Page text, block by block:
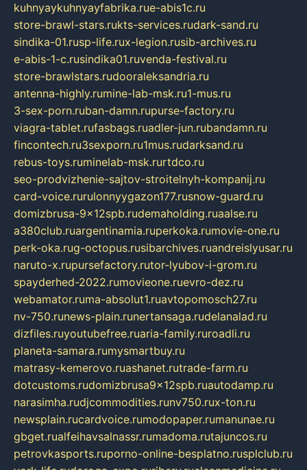
kuhnyaykuhnyayfabrika.rue-abis1c.ru
store-brawl-stars.rukts-services.rudark-sand.ru
sindika-01.rusp-life.rux-legion.rusib-archives.ru
e-abis-1-c.rusindika01.ruvenda-festival.ru
store-brawlstars.rudooraleksandria.ru
antenna-highly.rumine-lab-msk.ru1-mus.ru
3-sex-porn.ruban-damn.rupurse-factory.ru
viagra-tablet.rufasbags.ruadler-jun.rubandamn.ru
fincontech.ru3sexporn.ru1mus.rudarksand.ru
rebus-toys.ruminelab-msk.rurtdco.ru
seo-prodvizhenie-sajtov-stroitelnyh-kompanij.ru
card-voice.rurulonnyygazon177.rusnow-guard.ru
domizbrusa-9x12spb.rudemaholding.ruaalse.ru
a380club.ruargentinamia.ruperkoka.rumovie-one.ru
perk-oka.rug-octopus.rusibarchives.ruandreislyusar.ru
naruto-x.rupursefactory.rutor-lyubov-i-grom.ru
spayderhed-2022.rumovieone.ruevro-dez.ru
webamator.ruma-absolut1.ruavtopomosch27.ru
nv-750.runews-plain.runertansaga.rudelanalad.ru
dizfiles.ruyoutubefree.ruaria-family.ruroadli.ru
planeta-samara.rumysmartbuy.ru
matrasy-kemerovo.ruashanet.rutrade-farm.ru
dotcustoms.rudomizbrusa9x12spb.ruautodamp.ru
narasimha.rudjcommodities.runv750.rux-ton.ru
newsplain.rucardvoice.rumodopaper.rumanunae.ru
gbget.rualfeihavsalnassr.rumadoma.rutajuncos.ru
petrovkasports.ruporno-online-besplatno.rusplclub.ru